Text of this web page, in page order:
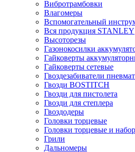
Вибротрамбовки
Влагомеры
Вспомогательный
Вся продукция STANLEY
Высоторезы
Газонокосилки
Гайковерты
Гайковерты сетевые
Гвоздезабиватели
Гвозди BOSTITCH
Гвозди для пистолета
Гвозди для степлера
Гвоздодеры
Головки торцевые
Головки торцевые и
Грили
Дальномеры